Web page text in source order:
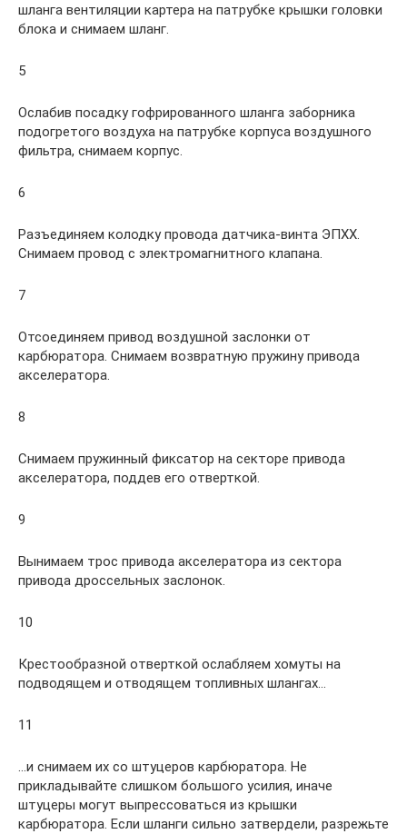
шланга вентиляции картера на патрубке крышки головки
блока и снимаем шланг.
5
Ослабив посадку гофрированного шланга заборника
подогретого воздуха на патрубке корпуса воздушного
фильтра, снимаем корпус.
6
Разъединяем колодку провода датчика-винта ЭПХХ.
Снимаем провод с электромагнитного клапана.
7
Отсоединяем привод воздушной заслонки от
карбюратора. Снимаем возвратную пружину привода
акселератора.
8
Снимаем пружинный фиксатор на секторе привода
акселератора, поддев его отверткой.
9
Вынимаем трос привода акселератора из сектора
привода дроссельных заслонок.
10
Крестообразной отверткой ослабляем хомуты на
подводящем и отводящем топливных шлангах…
11
…и снимаем их со штуцеров карбюратора. Не
прикладывайте слишком большого усилия, иначе
штуцеры могут выпрессоваться из крышки
карбюратора. Если шланги сильно затвердели, разрежьте